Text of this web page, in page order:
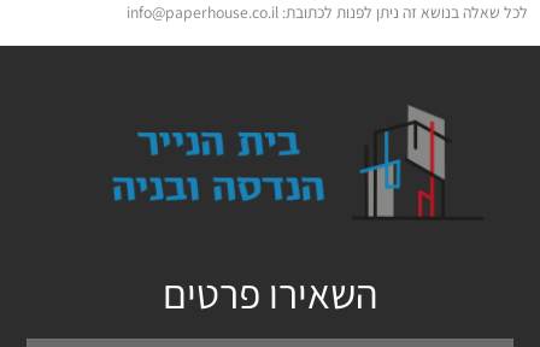
לכל שאלה בנושא זה ניתן לפנות לכתובת: info@paperhouse.co.il
השאירו פרטים